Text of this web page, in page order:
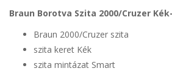
Braun Borotva Szita 2000/Cruzer
Braun 2000/Cruzer szita
szita keret Kék
szita mintázat Smart